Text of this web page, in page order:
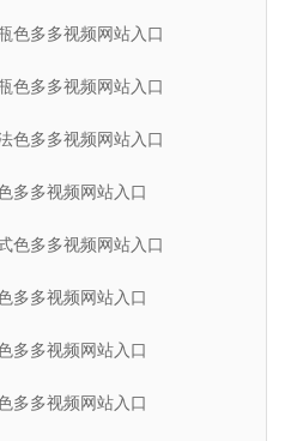
色多多视频网站入口
色多多视频网站入口
色多多视频网站入口
多多视频网站入口
色多多视频网站入口
多多视频网站入口
多多视频网站入口
多多视频网站入口